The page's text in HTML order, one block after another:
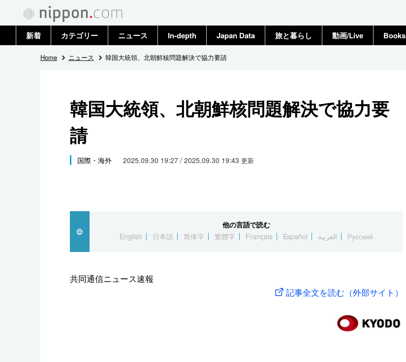
新着 カテゴリー
政治・外交
国際
社会
文化
スポーツ・東京2020
ニュース
トップ
In-depth Japan Data 旅と暮らし 動画/Live Books
Home ニュース 韓国大統領、北朝鮮核問題解決で協力要請
韓国大統領、北朝鮮核問題解決で協力要
請
国際・海外 2025.09.30 19:27 / 2025.09.30 19:43 更新
他の言語で読む
English
日本語 简体字 繁體字 Français Español العربية Русский
共同通信ニュース速報
記事全文を読む（外部サイト）